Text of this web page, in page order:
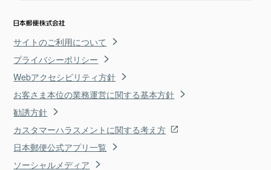
サイトのご利用について
プライバシーポリシー
Webアクセシビリティ方針
お客さま本位の業務運営に関する基本方針
勧誘方針
カスタマーハラスメントに関する考え方
日本郵便公式アプリ一覧
ソーシャルメディア